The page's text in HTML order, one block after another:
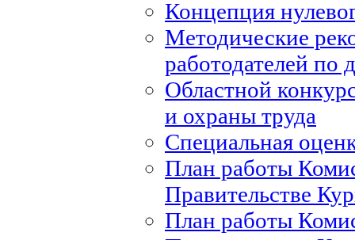
Концепция
Методические
работодателей по
Областной
и охраны труда
Специальная
План работы
Правительстве
План работы